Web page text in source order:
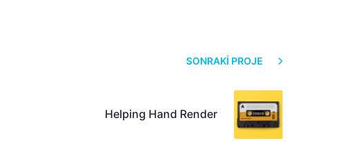
SONRAKI PROJE
Helping Hand Render